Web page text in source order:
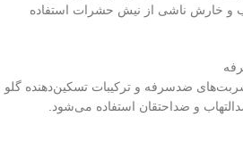
خارش ناشی از نیش حشرات استفاده
ضدسرفه و ترکیبات تسکین‌دهنده گلو
و ضداحتقان استفاده می‌شود.